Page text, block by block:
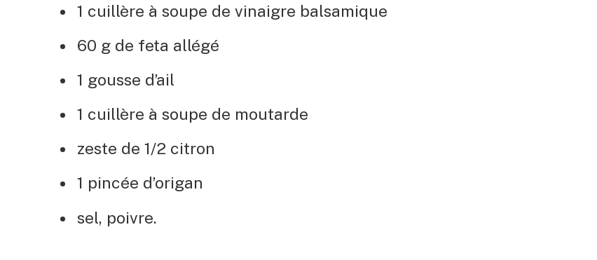
1 cuillère à soupe de vinaigre balsamique
60 g de feta allégé
1 gousse d’ail
1 cuillère à soupe de moutarde
zeste de 1/2 citron
1 pincée d’origan
sel, poivre.